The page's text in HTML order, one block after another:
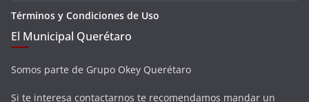
Términos y Condiciones de Uso
El Municipal Querétaro
Somos parte de Grupo Okey Querétaro
Si te interesa contactarnos te recomendamos mandar un